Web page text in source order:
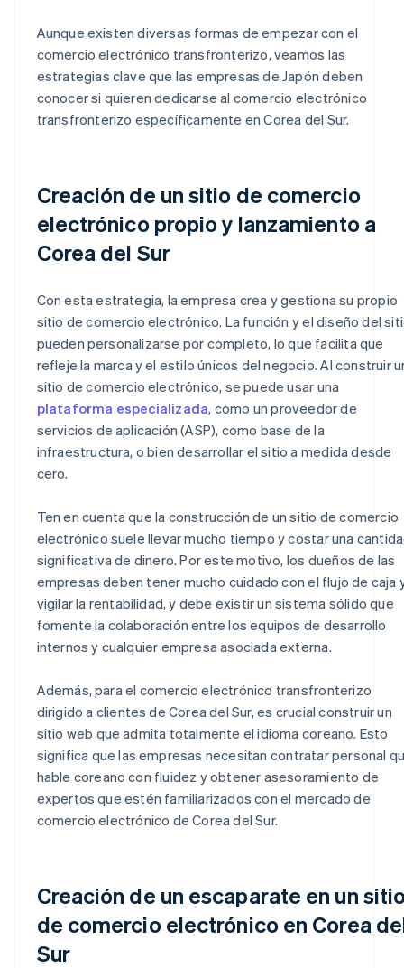
Aunque existen diversas formas de empezar con el
comercio electrónico transfronterizo, veamos las
estrategias clave que las empresas de Japón deben
conocer si quieren dedicarse al comercio electrónico
transfronterizo específicamente en Corea del Sur.
Creación de un sitio de comercio
electrónico propio y lanzamiento a
Corea del Sur
Con esta estrategia, la empresa crea y gestiona su propio
sitio de comercio electrónico. La función y el diseño del
pueden personalizarse por completo, lo que facilita que
refleje la marca y el estilo únicos del negocio. Al construir
sitio de comercio electrónico, se puede usar una
plataforma especializada, como un proveedor de
servicios de aplicación (ASP), como base de la
infraestructura, o bien desarrollar el sitio a medida desde
cero.
Ten en cuenta que la construcción de un sitio de comercio
electrónico suele llevar mucho tiempo y costar una
significativa de dinero. Por este motivo, los dueños de las
empresas deben tener mucho cuidado con el flujo de caja
vigilar la rentabilidad, y debe existir un sistema sólido que
fomente la colaboración entre los equipos de desarrollo
internos y cualquier empresa asociada externa.
Además, para el comercio electrónico transfronterizo
dirigido a clientes de Corea del Sur, es crucial construir un
sitio web que admita totalmente el idioma coreano. Esto
significa que las empresas necesitan contratar personal
hable coreano con fluidez y obtener asesoramiento de
expertos que estén familiarizados con el mercado de
comercio electrónico de Corea del Sur.
Creación de un escaparate en un
de comercio electrónico en Corea
Sur